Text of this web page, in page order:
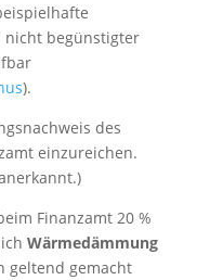
begünstigter
).
des
einzureichen.
Finanzamt 20 %
Wärmedämmung
geltend gemacht